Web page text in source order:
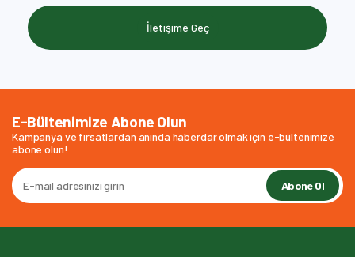
İletişime Geç
E-Bültenimize Abone Olun
Kampanya ve fırsatlardan anında haberdar olmak için e-bültenimize
abone olun!
Abone Ol